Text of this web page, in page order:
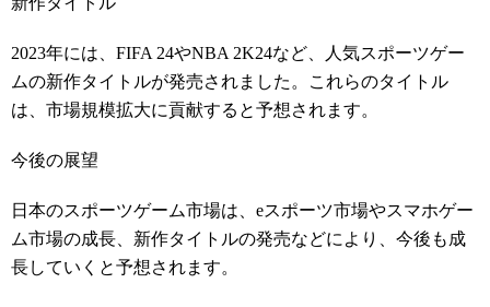
2023年には、FIFA 24やNBA 2K24など、人気スポーツゲー
ムの新作タイトルが発売されました。これらのタイトル
は、市場規模拡大に貢献すると予想されます。
今後の展望
日本のスポーツゲーム市場は、eスポーツ市場やスマホゲー
ム市場の成長、新作タイトルの発売などにより、今後も成
長していくと予想されます。